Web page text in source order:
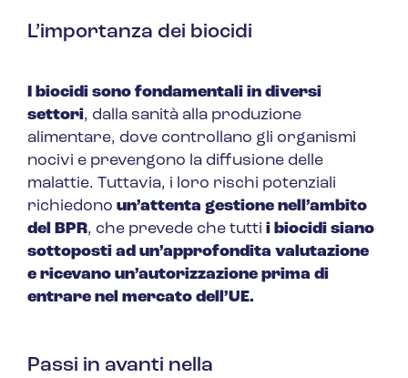
L’importanza dei biocidi
I biocidi sono fondamentali in diversi
settori, dalla sanità alla produzione
alimentare, dove controllano gli organismi
nocivi e prevengono la diffusione delle
malattie. Tuttavia, i loro rischi potenziali
richiedono un’attenta gestione nell’ambito
del BPR, che prevede che tutti i biocidi siano
sottoposti ad un’approfondita valutazione
e ricevano un’autorizzazione prima di
entrare nel mercato dell’UE.
Passi in avanti nella